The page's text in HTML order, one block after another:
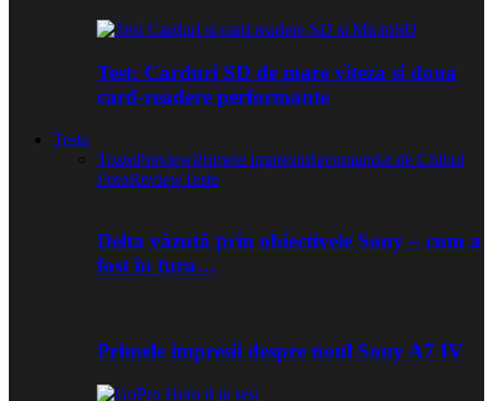
Test: Carduri SD de mare viteza si doua
card-readere performante
Teste
ToatePreviewPrimele impresiiRecomandat de Clubul
FotoReviewTeste
Delta văzută prin obiectivele Sony – cum a
fost în tura…
Primele impresii despre noul Sony A7 IV